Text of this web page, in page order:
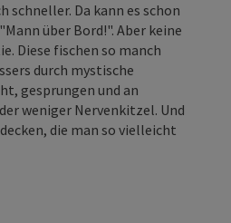
schneller. Da kann es schon
über Bord!". Aber keine
Diese fischen so manch
durch mystische
gesprungen und an
weniger Nervenkitzel. Und
die man so vielleicht